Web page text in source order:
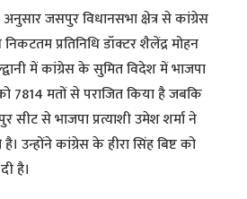
जसपुर विधानसभा क्षेत्र से कांग्रेस
प्रतिनिधि डॉक्टर शैलेंद्र मोहन
में कांग्रेस के सुमित विदेश में भाजपा
7814 मतों से पराजित किया है जबकि
सीट से भाजपा प्रत्याशी उमेश शर्मा ने
उन्होंने कांग्रेस के हीरा सिंह बिष्ट को
है।